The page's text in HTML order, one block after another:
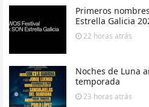
Primeros
Estrella Galicia
22 horas atrás
Noches de Luna
temporada
23 horas atrás